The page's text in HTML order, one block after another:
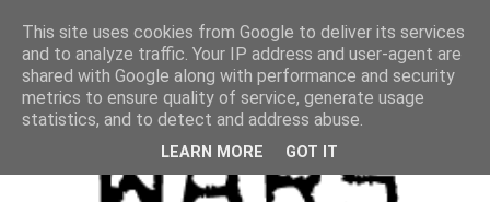
This site uses cookies from Google to deliver its services
and to analyze traffic. Your IP address and user-agent are
shared with Google along with performance and security
metrics to ensure quality of service, generate usage
statistics, and to detect and address abuse.
LEARN MORE GOT IT